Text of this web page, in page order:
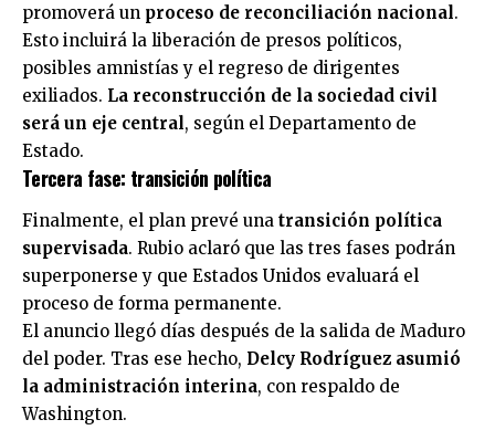
promoverá un proceso de reconciliación nacional.
Esto incluirá la liberación de presos políticos,
posibles amnistías y el regreso de dirigentes
exiliados. La reconstrucción de la sociedad civil
será un eje central, según el Departamento de
Estado.
Tercera fase: transición política
Finalmente, el plan prevé una transición política
supervisada. Rubio aclaró que las tres fases podrán
superponerse y que Estados Unidos evaluará el
proceso de forma permanente.
El anuncio llegó días después de la salida de Maduro
del poder. Tras ese hecho, Delcy Rodríguez asumió
la administración interina, con respaldo de
Washington.